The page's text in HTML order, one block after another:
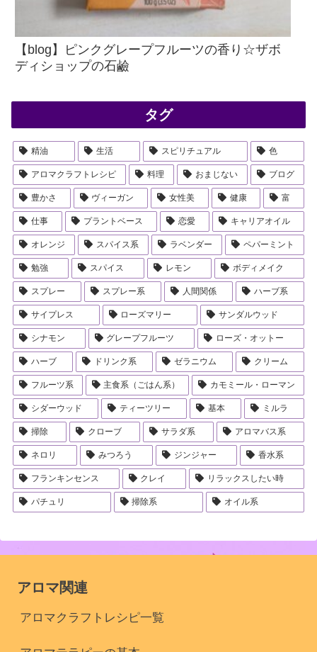
【blog】ピンクグレープフルーツの香り☆ザボ
ディショップの石鹼
タグ
精油 生活 スピリチュアル 色
アロマクラフトレシピ 料理 おまじない ブログ
豊かさ ヴィーガン 女性美 健康 富
仕事 プラントベース 恋愛 キャリアオイル
オレンジ スパイス系 ラベンダー ペパーミント
勉強 スパイス レモン ボディメイク
スプレー スプレー系 人間関係 ハーブ系
サイプレス ローズマリー サンダルウッド
シナモン グレープフルーツ ローズ・オットー
ハーブ ドリンク系 ゼラニウム クリーム
フルーツ系 主食系（ごはん系） カモミール・ローマン
シダーウッド ティーツリー 基本 ミルラ
掃除 クローブ サラダ系 アロマバス系
ネロリ みつろう ジンジャー 香水系
フランキンセンス クレイ リラックスしたい時
パチュリ 掃除系 オイル系
アロマ関連
アロマクラフトレシピ一覧